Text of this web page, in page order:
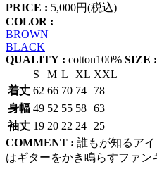
PRICE : 5,000円(税込)
COLOR :
BROWN
BLACK
QUALITY : cotton100% SIZE :
S
M L XL XXL
着丈 62 66 70 74
78
身幅 49 52 55 58 63
袖丈 19 20 22 24
25
COMMENT : 誰もが知るア
はギターをかき鳴らすファン